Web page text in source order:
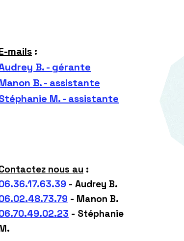
mails :
B. - gérante
B. - assistante
M. - assistante
nous au :
- Audrey B.
- Manon B.
- Stéphanie